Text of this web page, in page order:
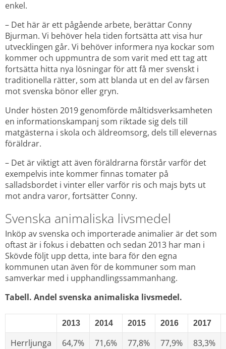
enkel.
– Det här är ett pågående arbete, berättar Conny
Bjurman. Vi behöver hela tiden fortsätta att visa hur
utvecklingen går. Vi behöver informera nya kockar som
kommer och uppmuntra de som varit med ett tag att
fortsätta hitta nya lösningar för att få mer svenskt i
traditionella rätter, som att blanda ut en del av färsen
mot svenska bönor eller gryn.
Under hösten 2019 genomförde måltidsverksamheten
en informationskampanj som riktade sig dels till
matgästerna i skola och äldreomsorg, dels till elevernas
föräldrar.
– Det är viktigt att även föräldrarna förstår varför det
exempelvis inte kommer finnas tomater på
salladsbordet i vinter eller varför ris och majs byts ut
mot andra varor, fortsätter Conny.
Svenska animaliska livsmedel
Inköp av svenska och importerade animalier är det som
oftast är i fokus i debatten och sedan 2013 har man i
Skövde följt upp detta, inte bara för den egna
kommunen utan även för de kommuner som man
samverkar med i upphandlingssammanhang.
Tabell. Andel svenska animaliska livsmedel.
2013 2014 2015 2016 2017
Herrljunga 64,7% 71,6% 77,8% 77,9% 83,3%